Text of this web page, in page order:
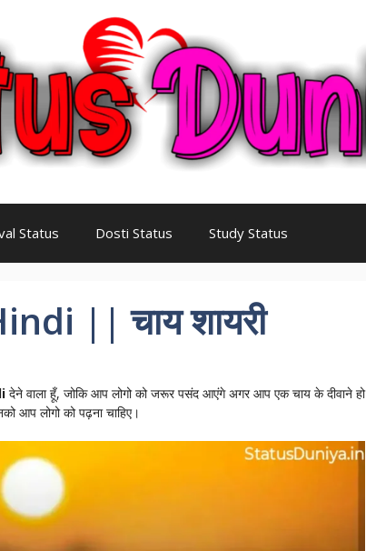
Status Dosti Status Study Status
|| चाय शायरी
देने वाला हूँ, जोकि आप लोगो को जरूर पसंद आएंगे अगर आप एक चाय के दीवाने हो
आप लोगो को पढ़ना चाहिए।